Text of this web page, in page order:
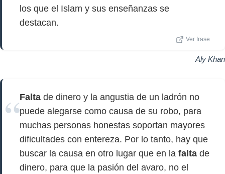
los que el Islam y sus enseñanzas se
destacan.
Ver frase
Aly Khan
Falta de dinero y la angustia de un ladrón no
puede alegarse como causa de su robo, para
muchas personas honestas soportan mayores
dificultades con entereza. Por lo tanto, hay que
buscar la causa en otro lugar que en la falta de
dinero, para que la pasión del avaro, no el